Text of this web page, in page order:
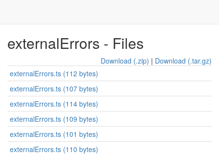
externalErrors - Files
Download (.zip) | Download (.tar.gz)
externalErrors.ts (112 bytes)
externalErrors.ts (107 bytes)
externalErrors.ts (114 bytes)
externalErrors.ts (109 bytes)
externalErrors.ts (101 bytes)
externalErrors.ts (110 bytes)